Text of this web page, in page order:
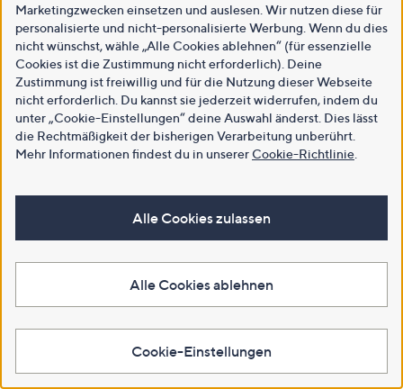
Marketingzwecken einsetzen und auslesen. Wir nutzen diese für
personalisierte und nicht-personalisierte Werbung. Wenn du dies
nicht wünschst, wähle „Alle Cookies ablehnen“ (für essenzielle
Cookies ist die Zustimmung nicht erforderlich). Deine
Zustimmung ist freiwillig und für die Nutzung dieser Webseite
nicht erforderlich. Du kannst sie jederzeit widerrufen, indem du
unter „Cookie-Einstellungen“ deine Auswahl änderst. Dies lässt
die Rechtmäßigkeit der bisherigen Verarbeitung unberührt.
Mehr Informationen findest du in unsererCookie-Richtlinie
Alle Cookies zulassen
Alle Cookies ablehnen
Cookie-Einstellungen